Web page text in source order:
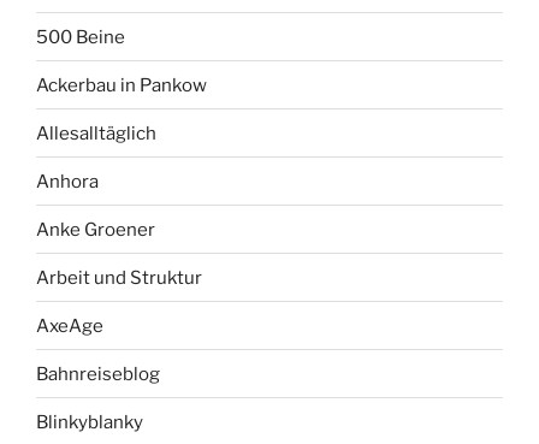
500 Beine
Ackerbau in Pankow
Allesalltäglich
Anhora
Anke Groener
Arbeit und Struktur
AxeAge
Bahnreiseblog
Blinkyblanky